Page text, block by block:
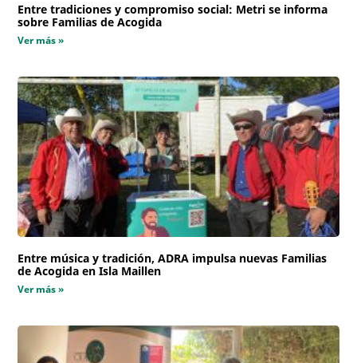
Entre tradiciones y compromiso social: Metri se informa
sobre Familias de Acogida
Ver más »
Entre música y tradición, ADRA impulsa nuevas Familias
de Acogida en Isla Maillen
Ver más »